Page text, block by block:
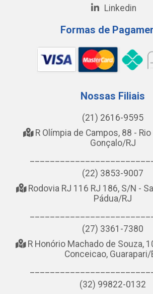
Linkedin
Formas de
Nossas Filiais
(21) 2616-9595
R Olímpia de Campos, 88 - Rio
Gonçalo/RJ
(22) 3853-9007
Rodovia RJ 116 RJ 186, S/N -
Pádua/RJ
(27) 3361-7380
R Honório Machado de Souza,
Conceicao, Guarapari/
(32) 99822-0132